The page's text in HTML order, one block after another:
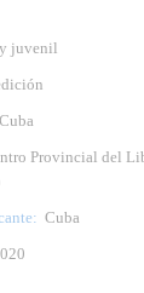
juvenil
Provincial del
Cuba